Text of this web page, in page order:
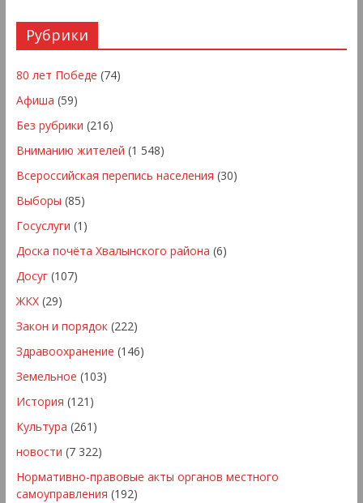
Рубрики
80 лет Победе (74)
Афиша (59)
Без рубрики (216)
Вниманию жителей (1 548)
Всероссийская перепись населения (30)
Выборы (85)
Госуслуги (1)
Доска почёта Хвалынского района (6)
Досуг(107)
ЖКХ(29)
Закон и порядок(222)
Здравоохранение (146)
Земельное (103)
История (121)
Культура (261)
новости (7 322)
Нормативно-правовые акты органов местного
самоуправления (192)